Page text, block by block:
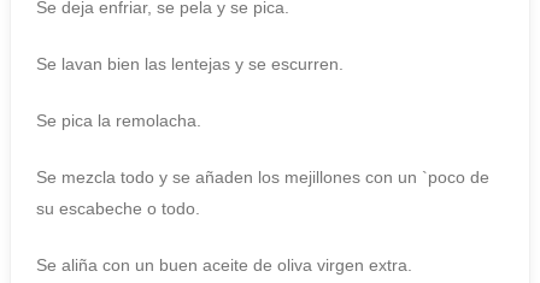
Se deja enfriar, se pela y se pica.
Se lavan bien las lentejas y se escurren.
Se pica la remolacha.
Se mezcla todo y se añaden los mejillones con un `poco de
su escabeche o todo.
Se aliña con un buen aceite de oliva virgen extra.